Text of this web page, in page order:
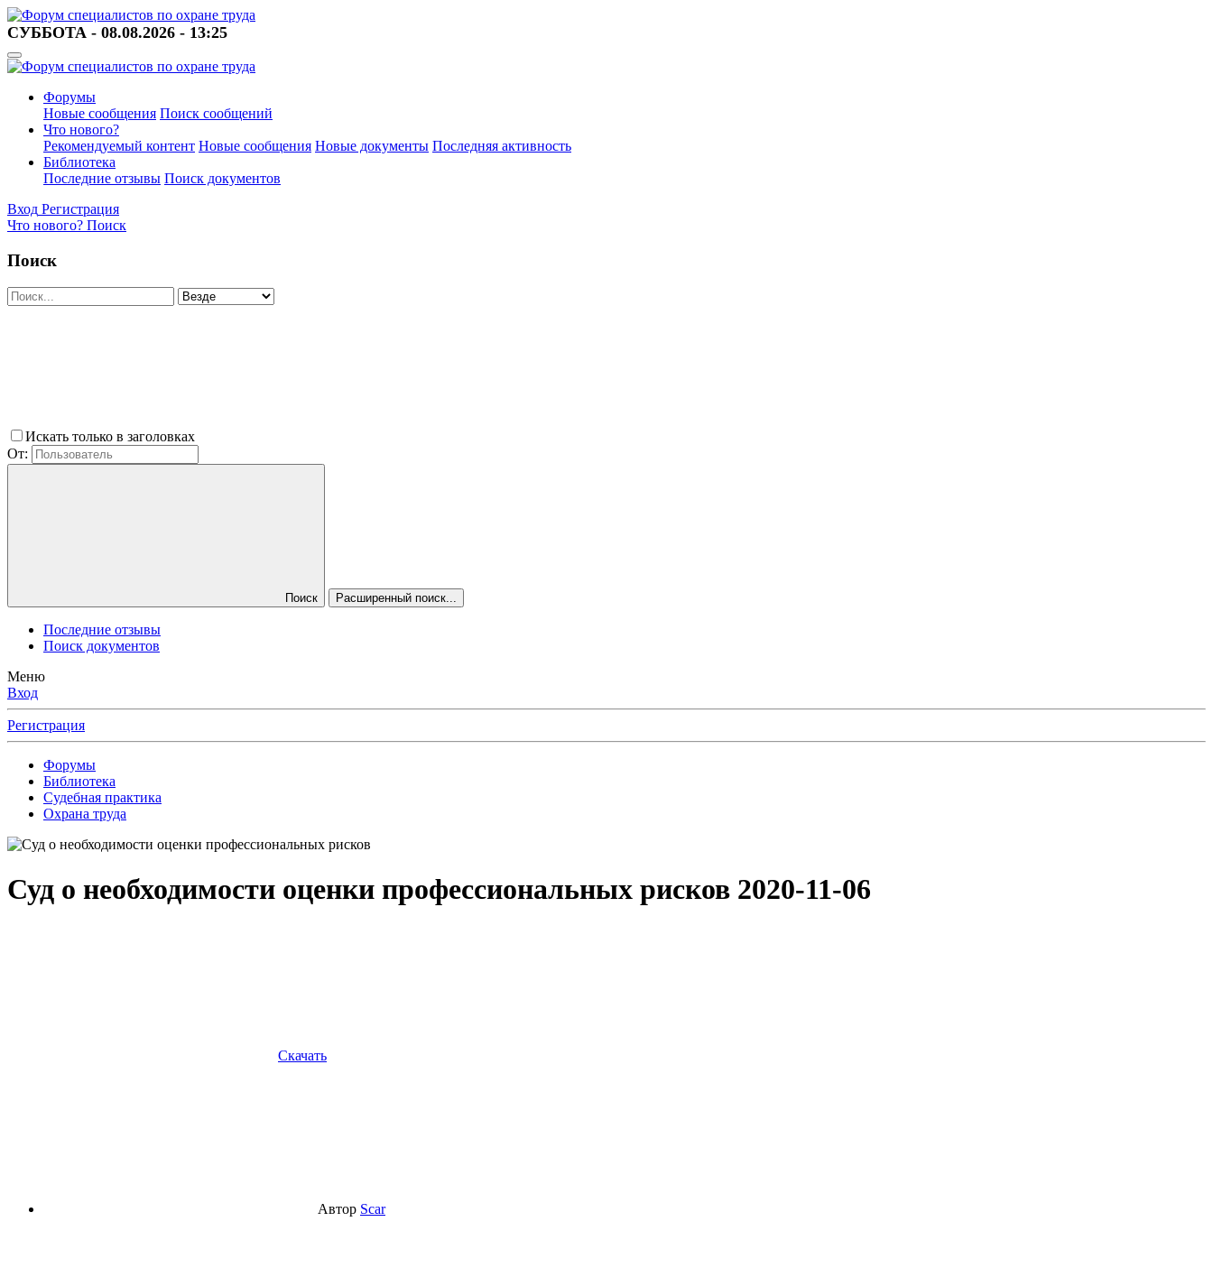
СУББОТА - 08.08.2026 - 13:25
Форумы
Новые сообщения Поиск сообщений
Что нового?
Рекомендуемый контент Новые сообщения Новые документы Последняя активность
Библиотека
Последние отзывы Поиск документов
Вход Регистрация
Что нового? Поиск
Поиск
Искать только в заголовках
От:
Поиск Расширенный поиск...
Последние отзывы
Поиск документов
Меню
Вход
Регистрация
Форумы
Библиотека
Судебная практика
Охрана труда
Суд о необходимости оценки профессиональных рисков 2020-11-06
Скачать
Автор Scar